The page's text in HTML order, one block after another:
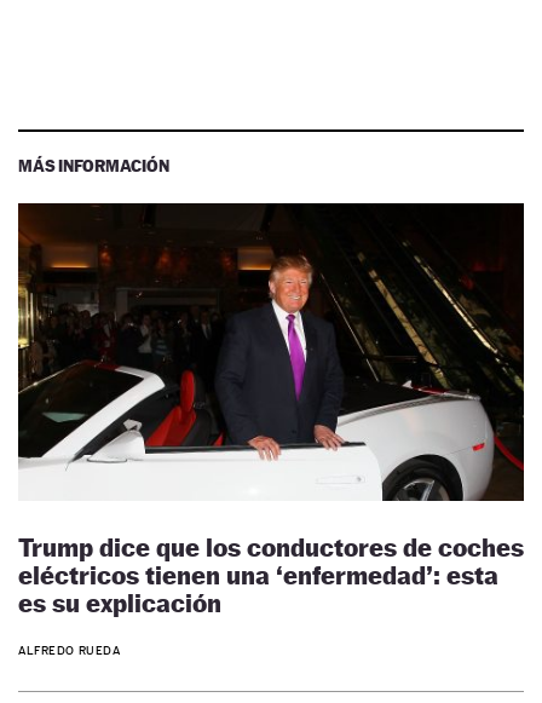
MÁS INFORMACIÓN
Trump dice que los conductores de coches
eléctricos tienen una ‘enfermedad’: esta
es su explicación
ALFREDO RUEDA